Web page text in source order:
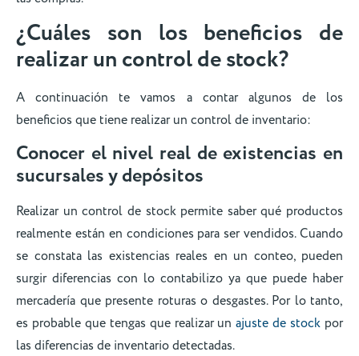
¿Cuáles son los beneficios de
realizar un control de stock?
A continuación te vamos a contar algunos de los
beneficios que tiene realizar un control de inventario:
Conocer el nivel real de existencias en
sucursales y depósitos
Realizar un control de stock permite saber qué productos
realmente están en condiciones para ser vendidos. Cuando
se constata las existencias reales en un conteo, pueden
surgir diferencias con lo contabilizo ya que puede haber
mercadería que presente roturas o desgastes. Por lo tanto,
es probable que tengas que realizar unajuste de stock por
las diferencias de inventario detectadas.